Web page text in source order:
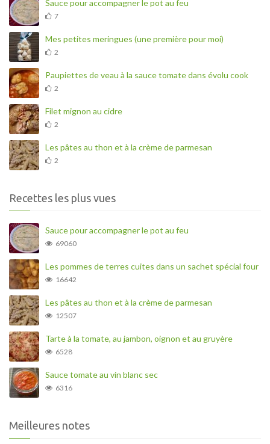
Sauce pour accompagner le pot au feu
7
Mes petites meringues (une première pour moi)
2
Paupiettes de veau à la sauce tomate dans évolu cook
2
Filet mignon au cidre
2
Les pâtes au thon et à la crème de parmesan
2
Recettes les plus vues
Sauce pour accompagner le pot au feu
69060
Les pommes de terres cuites dans un sachet spécial four
16642
Les pâtes au thon et à la crème de parmesan
12507
Tarte à la tomate, au jambon, oignon et au gruyère
6528
Sauce tomate au vin blanc sec
6316
Meilleures notes